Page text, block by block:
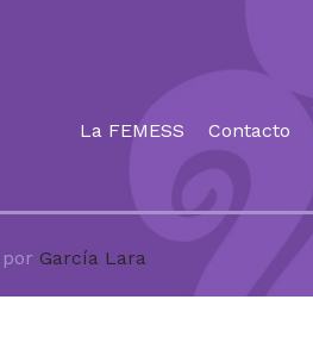
La FEMESS Contacto
García Lara